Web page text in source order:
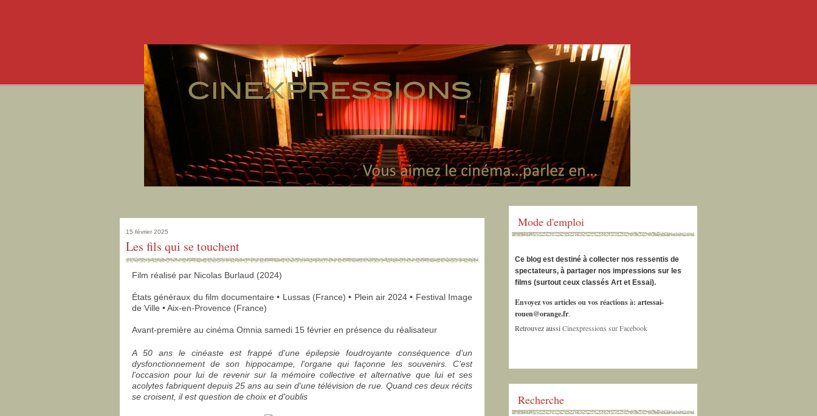
15 février 2025
Les fils qui se touchent
Film réalisé par Nicolas Burlaud (2024)
États généraux du film documentaire • Lussas (France) • Plein air 2024 • Festival Image
de Ville • Aix-en-Provence (France)
Avant-première au cinéma Omnia samedi 15 février en présence du réalisateur
A 50 ans le cinéaste est frappé d'une épilepsie foudroyante conséquence d'un
dysfonctionnement de son hippocampe, l'organe qui façonne les souvenirs. C'est
l'occasion pour lui de revenir sur la mémoire collective et alternative que lui et ses
acolytes fabriquent depuis 25 ans au sein d'une télévision de rue. Quand ces deux récits
se croisent, il est question de choix et d'oublis
Mode d'emploi
Ce blog est destiné à collecter nos ressentis de
spectateurs, à partager nos impressions sur les
films (surtout ceux classés Art et Essai).
Envoyez vos articles ou vos réactions à: artessai-
rouen@orange.fr.
Retrouvez aussiCinexpressions sur Facebook
Recherche